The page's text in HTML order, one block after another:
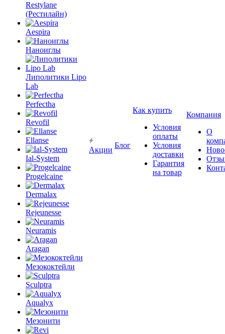
Restylane
(Рестилайн)
Aespira
Наноиглы
Липолитики Lipo
Lab
Perfectha
Revofil
Ellanse
Ial-System
Progelcaine
Dermalax
Rejeunesse
Neuramis
Aragan
Мезококтейли
Sculptra
Aqualyx
Мезонити
Акции
Блог
Как купить
Условия
оплаты
Условия
доставки
Гарантия
на товар
Компания
О